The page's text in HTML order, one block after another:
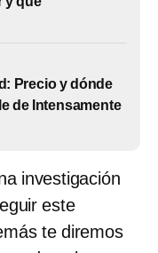
Precio y dónde
de Intensamente
investigación
este
te diremos